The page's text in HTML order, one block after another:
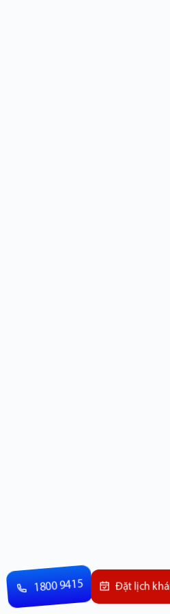
1800 9415 Đặt lịch